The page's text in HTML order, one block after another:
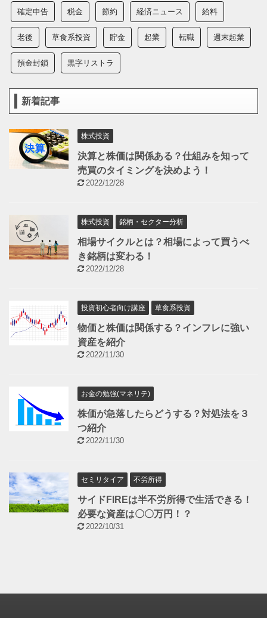
確定申告 税金 節約 経済ニュース 給料
老後 草食系投資 貯金 起業 転職 週末起業
預金封鎖 黒字リストラ
新着記事
株式投資
決算と株価は関係ある？仕組みを知って
売買のタイミングを決めよう！
2022/12/28
株式投資 銘柄・セクター分析
相場サイクルとは？相場によって買うべ
き銘柄は変わる！
2022/12/28
投資初心者向け講座 草食系投資
物価と株価は関係する？インフレに強い
資産を紹介
2022/11/30
お金の勉強(マネリテ)
株価が急落したらどうする？対処法を３
つ紹介
2022/11/30
セミリタイア 不労所得
サイドFIREは半不労所得で生活できる！
必要な資産は〇〇万円！？
2022/10/31